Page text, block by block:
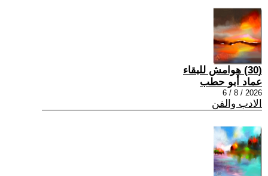
(30) هوامش للبقاء
عماد أبو حطب
2026 / 8 / 6
الادب والفن